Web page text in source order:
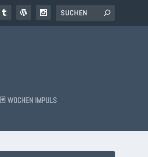
🃏 WOCHEN IMPULS